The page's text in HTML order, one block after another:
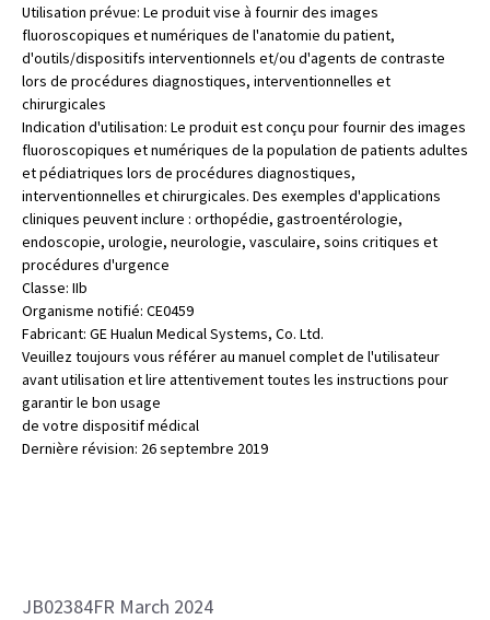
Utilisation prévue: Le produit vise à fournir des images
fluoroscopiques et numériques de l'anatomie du patient,
d'outils/dispositifs interventionnels et/ou d'agents de contraste
lors de procédures diagnostiques, interventionnelles et
chirurgicales
Indication d'utilisation: Le produit est conçu pour fournir des images
fluoroscopiques et numériques de la population de patients adultes
et pédiatriques lors de procédures diagnostiques,
interventionnelles et chirurgicales. Des exemples d'applications
cliniques peuvent inclure : orthopédie, gastroentérologie,
endoscopie, urologie, neurologie, vasculaire, soins critiques et
procédures d'urgence
Classe: IIb
Organisme notifié: CE0459
Fabricant: GE Hualun Medical Systems, Co. Ltd.
Veuillez toujours vous référer au manuel complet de l'utilisateur
avant utilisation et lire attentivement toutes les instructions pour
garantir le bon usage
de votre dispositif médical
Dernière révision: 26 septembre 2019
JB02384FR March 2024